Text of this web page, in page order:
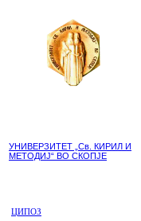
УНИВЕРЗИТЕТ „Св. КИРИЛ И
МЕТОДИЈ“ ВО СКОПЈЕ
ЦИПОЗ